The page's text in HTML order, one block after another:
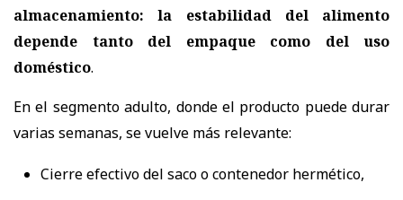
almacenamiento: la estabilidad del alimento
depende tanto del empaque como del uso
doméstico.
En el segmento adulto, donde el producto puede durar
varias semanas, se vuelve más relevante:
Cierre efectivo del saco o contenedor hermético,